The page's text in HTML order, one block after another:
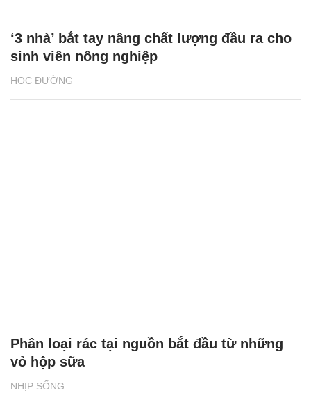
HỌC ĐƯỜNG
‘3 nhà’ bắt tay nâng chất lượng đầu ra cho
sinh viên nông nghiệp
NHỊP SỐNG
Phân loại rác tại nguồn bắt đầu từ những
vỏ hộp sữa